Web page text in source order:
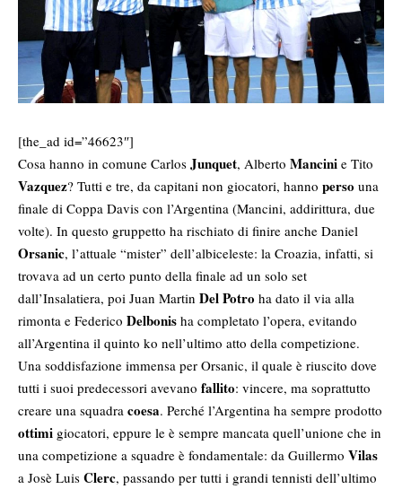
[the_ad id=”46623″]
Cosa hanno in comune Carlos Junquet, Alberto Mancini e Tito
Vazquez? Tutti e tre, da capitani non giocatori, hanno perso una
finale di Coppa Davis con l’Argentina (Mancini, addirittura, due
volte). In questo gruppetto ha rischiato di finire anche Daniel
Orsanic, l’attuale “mister” dell’albiceleste: la Croazia, infatti, si
trovava ad un certo punto della finale ad un solo set
dall’Insalatiera, poi Juan Martin Del Potro ha dato il via alla
rimonta e Federico Delbonis ha completato l’opera, evitando
all’Argentina il quinto ko nell’ultimo atto della competizione.
Una soddisfazione immensa per Orsanic, il quale è riuscito dove
tutti i suoi predecessori avevano fallito: vincere, ma soprattutto
creare una squadra coesa. Perché l’Argentina ha sempre prodotto
ottimi giocatori, eppure le è sempre mancata quell’unione che in
una competizione a squadre è fondamentale: da Guillermo Vilas
a Josè Luis Clerc, passando per tutti i grandi tennisti dell’ultimo